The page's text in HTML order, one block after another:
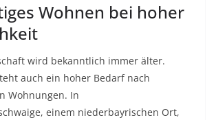
Wohnen bei hoher
wird bekanntlich immer älter.
auch ein hoher Bedarf nach
Wohnungen. In
einem niederbayrischen Ort,